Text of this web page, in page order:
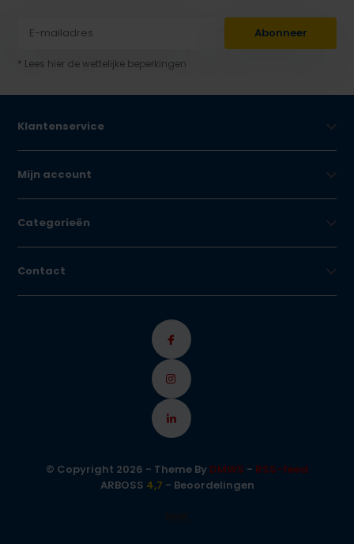
Abonneer
* Lees hier de wettelijke beperkingen
Klantenservice
Mijn account
Categorieën
Contact
© Copyright 2026 - Theme By DMWS - RSS-feed
ARBOSS 4,7 - Beoordelingen